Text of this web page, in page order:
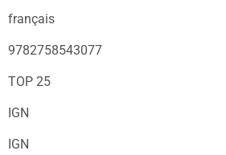
français
9782758543077
TOP 25
IGN
IGN